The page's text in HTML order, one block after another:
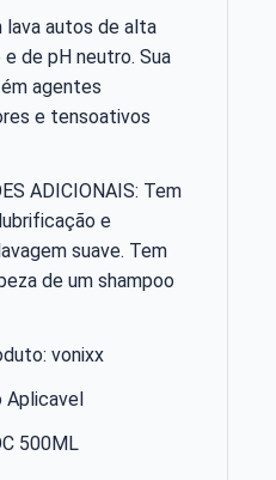
lava autos de alta
de pH neutro. Sua
agentes
e tensoativos
ADICIONAIS: Tem
e
suave. Tem
de um shampoo
vonixx
Aplicavel
500ML